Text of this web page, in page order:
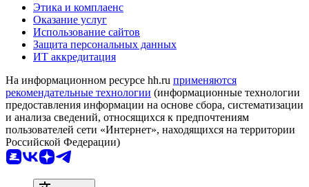
Этика и комплаенс
Оказание услуг
Использование сайтов
Защита персональных данных
ИТ аккредитация
На информационном ресурсе hh.ru применяются
рекомендательные технологии (информационные технологии
предоставления информации на основе сбора, систематизации
и анализа сведений, относящихся к предпочтениям
пользователей сети «Интернет», находящихся на территории
Российской Федерации)